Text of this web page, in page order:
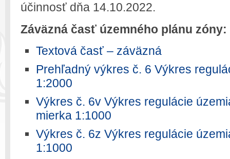
účinnosť dňa 14.10.2022.
Záväzná časť územného plánu zóny:
Textová časť – záväzná
Prehľadný výkres č. 6 Výkres
1:2000
Výkres č. 6v Výkres regulácie
mierka 1:1000
Výkres č. 6z Výkres regulácie
1:1000